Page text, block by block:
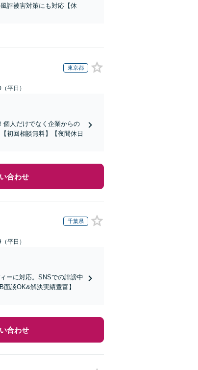
評被害対策にも対応【休
東京都
平日）
個人だけでなく企業からの
初回相談無料】【夜間休日
合わせ
千葉県
平日）
ーに対応。SNSでの誹謗中
談OK&解決実績豊富】
合わせ